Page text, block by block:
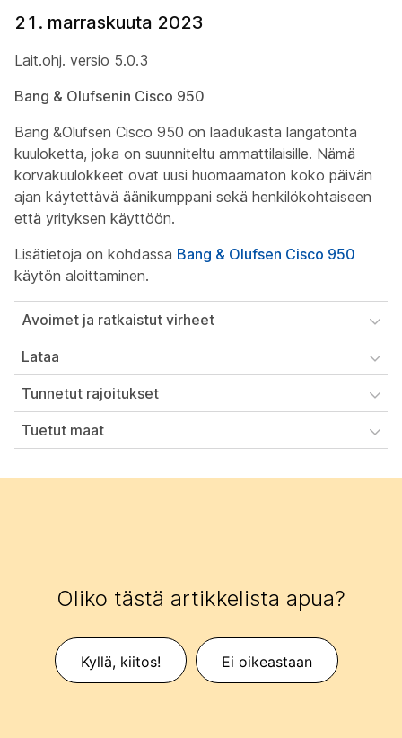
21. marraskuuta 2023
Lait.ohj. versio 5.0.3
Bang & Olufsenin Cisco 950
Bang &Olufsen Cisco 950 on laadukasta langatonta
kuuloketta, joka on suunniteltu ammattilaisille. Nämä
korvakuulokkeet ovat uusi huomaamaton koko päivän
ajan käytettävä äänikumppani sekä henkilökohtaiseen
että yrityksen käyttöön.
Lisätietoja on kohdassa Bang & Olufsen Cisco 950
käytön aloittaminen.
Avoimet ja ratkaistut virheet
Lataa
Tunnetut rajoitukset
Tuetut maat
Oliko tästä artikkelista apua?
Kyllä, kiitos! Ei oikeastaan